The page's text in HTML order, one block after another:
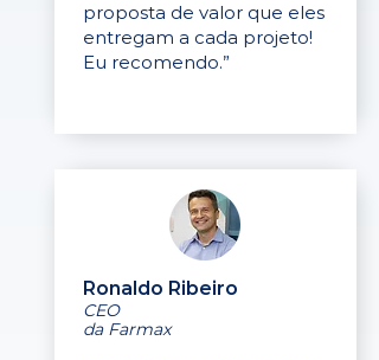
proposta de valor que eles
entregam a cada projeto!
Eu recomendo.”
Ronaldo Ribeiro
CEO
da Farmax